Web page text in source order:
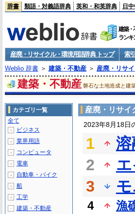
辞書 類語・対義語辞典 英和・和英辞典 日
建築・
ランキ
産廃・リサイクル・環境用語辞典 トップ 索引
Weblio 辞書＞ 建築・不動産＞ 産廃・リサ
建築・不動産 磐石な土地造成と建
産廃・リサイ
2023年8月18日
1
溶
2
3
4
漁
カテゴリ一覧
全て
＋ ビジネス
＋ 業界用語
＋ コンピュータ
＋ 電車
＋ 自動車・バイク
＋ 船
＋ 工学
－
建築・不動産